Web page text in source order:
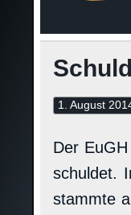
1. August
Der
schuldet.
stammte